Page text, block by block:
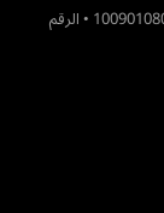
© 2026 ويلو. جميع الحقوق محفوظة. • السجل التجاري: 1009010804 • الرقم